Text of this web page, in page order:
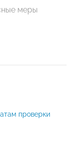
меры
проверки